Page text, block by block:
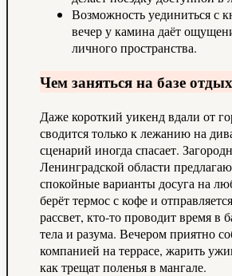
Возможность уединиться с
вечер у камина даёт
личного пространства.
Чем заняться на базе
Даже короткий уикенд вдали от
сводится только к лежанию на
сценарий иногда спасает.
Ленинградской области
спокойные варианты досуга на
берёт термос с кофе и
рассвет, кто‑то проводит время в
тела и разума. Вечером приятно
компанией на террасе, жарить
как трещат поленья в мангале.